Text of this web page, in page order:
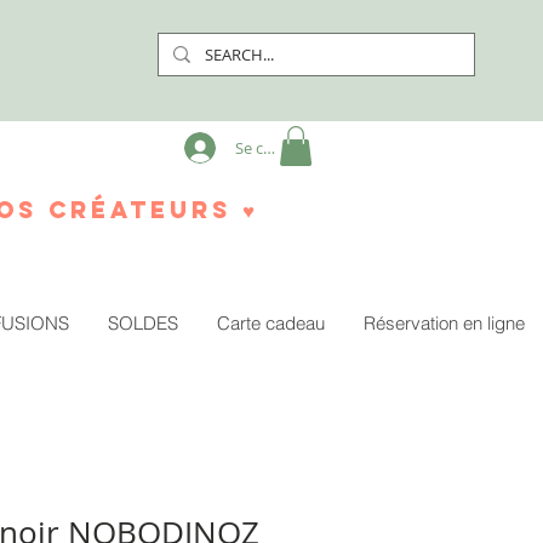
Se connecter
créateurs ♥
SOLDES Carte cadeau Réservation en ligne
NOBODINOZ